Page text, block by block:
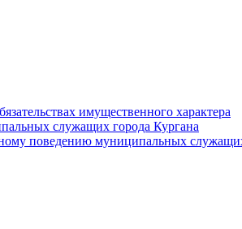
имущественного характера
служащих города Кургана
поведению муниципальных